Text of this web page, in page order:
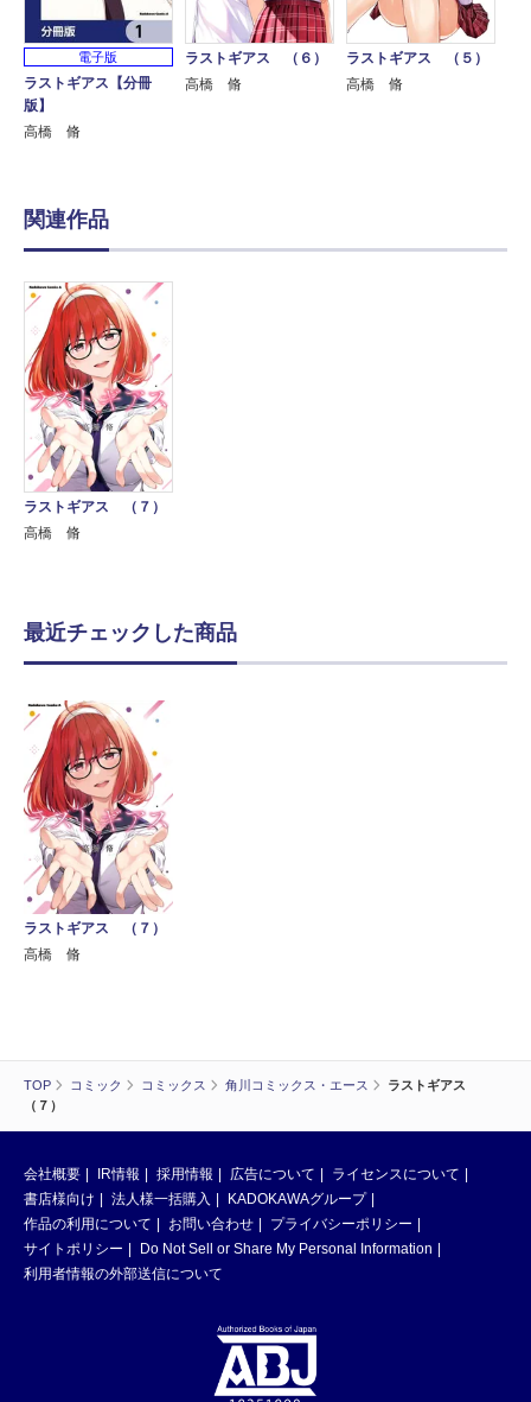
TOP コミック コミックス 角川コミックス・エース
ラストギアス
（７）
電子版
ラストギアス【分冊
版】
高橋 脩
ラストギアス （６）
高橋 脩
ラストギアス （５）
高橋 脩
関連作品
ラストギアス （７）
高橋 脩
最近チェックした商品
ラストギアス （７）
高橋 脩
会社概要 IR情報 採用情報 広告について
ライセンスについて
書店様向け
法人様一括購入
KADOKAWAグループ
作品の利用について
お問い合わせ
プライバシーポリシー
サイトポリシー
Do Not Sell or Share My Personal Information
利用者情報の外部送信について